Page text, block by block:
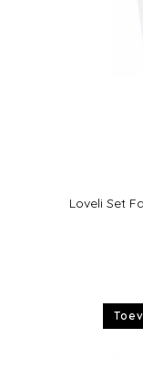
Loveli Set